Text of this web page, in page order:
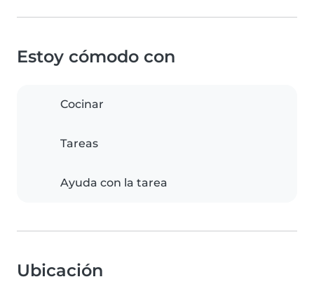
Estoy cómodo con
Cocinar
Tareas
Ayuda con la tarea
Ubicación